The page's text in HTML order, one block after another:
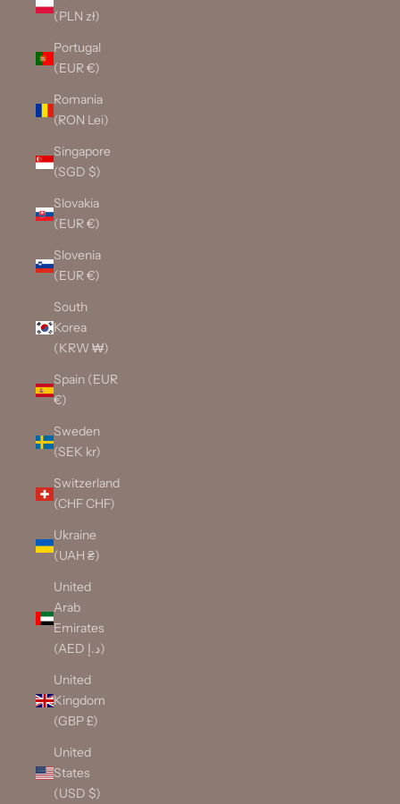
(PLN zł)
Portugal
(EUR €)
Romania
(RON Lei)
Singapore
(SGD $)
Slovakia
(EUR €)
Slovenia
(EUR €)
South
Korea
(KRW ₩)
Spain (EUR
€)
Sweden
(SEK kr)
Switzerland
(CHF CHF)
Ukraine
(UAH ₴)
United
Arab
Emirates
(AED د.إ)
United
Kingdom
(GBP £)
United
States
(USD $)